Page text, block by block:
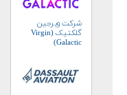
شرکت ویرجین
گلکتیک (Virgin
Galactic)